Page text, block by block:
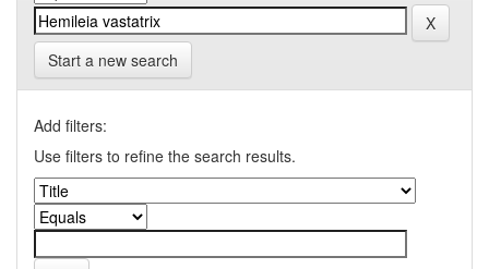
Start a new search
Add filters:
Use filters to refine the search results.